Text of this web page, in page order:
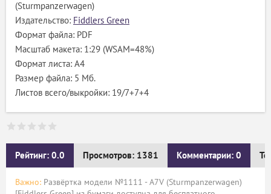
(Sturmpanzerwagen)
Издательство: Fiddlers Green
Формат файла: PDF
Масштаб макета: 1:29 (WSAM=48%)
Формат листа: A4
Размер файла: 5 Мб.
Листов всего/выкройки: 19/7+7+4
Рейтинг: 0.0 Просмотров: 1381 Комментарии: 0
Важно: Развёртка модели №1111 - A7V (Sturmpanzerwagen)